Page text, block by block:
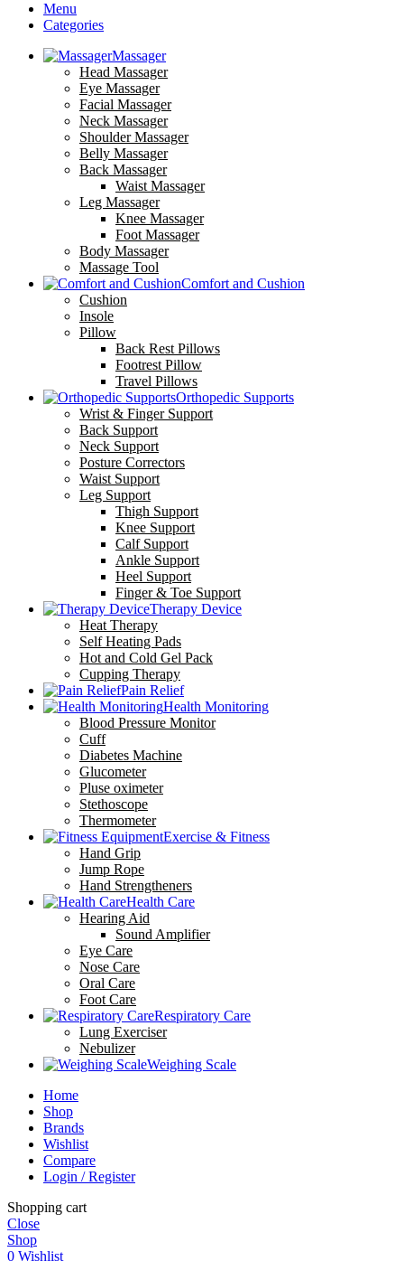
Menu
Categories
Massager
Head Massager
Eye Massager
Facial Massager
Neck Massager
Shoulder Massager
Belly Massager
Back Massager
Waist Massager
Leg Massager
Knee Massager
Foot Massager
Body Massager
Massage Tool
Comfort and Cushion
Cushion
Insole
Pillow
Back Rest Pillows
Footrest Pillow
Travel Pillows
Orthopedic Supports
Wrist & Finger Support
Back Support
Neck Support
Posture Correctors
Waist Support
Leg Support
Thigh Support
Knee Support
Calf Support
Ankle Support
Heel Support
Finger & Toe Support
Therapy Device
Heat Therapy
Self Heating Pads
Hot and Cold Gel Pack
Cupping Therapy
Pain Relief
Health Monitoring
Blood Pressure Monitor
Cuff
Diabetes Machine
Glucometer
Pluse oximeter
Stethoscope
Thermometer
Exercise & Fitness
Hand Grip
Jump Rope
Hand Strengtheners
Health Care
Hearing Aid
Sound Amplifier
Eye Care
Nose Care
Oral Care
Foot Care
Respiratory Care
Lung Exerciser
Nebulizer
Weighing Scale
Home
Shop
Brands
Wishlist
Compare
Login / Register
Shopping cart
Close
Shop
0 Wishlist